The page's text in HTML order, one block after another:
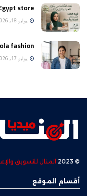
store
يوليو 18, 2026
fashion
يوليو 17, 2026
© 2023 المنال للتسويق
أقسام الموقع